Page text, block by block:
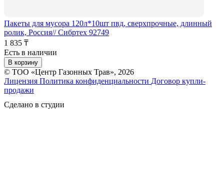
Пакеты для мусора 120л*10шт пвд, сверхпрочные, длинный
ролик, Россия// Сибртех 92749
1 835 ₸
Есть в наличии
В корзину
© ТОО «Центр Газонных Трав», 2026
Лицензия Политика конфиденциальности Договор купли-
продажи
Сделано в студии